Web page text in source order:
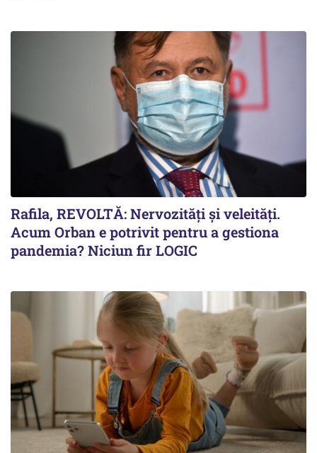
Rafila, REVOLTĂ: Nervozități și veleități.
Acum Orban e potrivit pentru a gestiona
pandemia? Niciun fir LOGIC